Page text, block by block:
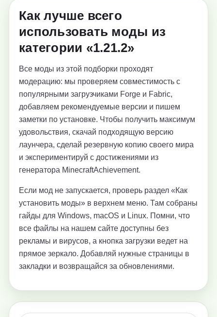
Как лучше всего
использовать моды из
категории «1.21.2»
Все моды из этой подборки проходят
модерацию: мы проверяем совместимость с
популярными загрузчиками Forge и Fabric,
добавляем рекомендуемые версии и пишем
заметки по установке. Чтобы получить максимум
удовольствия, скачай подходящую версию
лаунчера, сделай резервную копию своего мира
и экспериментируй с достижениями из
генератора MinecraftAchievement.
Если мод не запускается, проверь раздел «Как
установить моды» в верхнем меню. Там собраны
гайды для Windows, macOS и Linux. Помни, что
все файлы на нашем сайте доступны без
рекламы и вирусов, а кнопка загрузки ведет на
прямое зеркало. Добавляй нужные страницы в
закладки и возвращайся за обновлениями.